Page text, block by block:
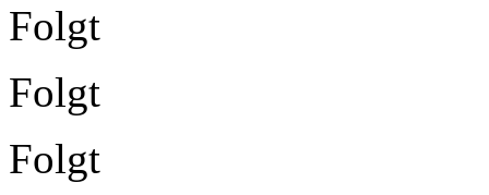
Folgt
Folgt
Folgt